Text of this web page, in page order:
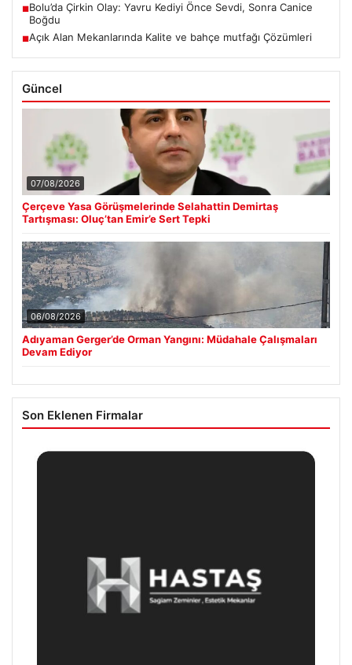
■Bolu’da Çirkin Olay: Yavru Kediyi Önce Sevdi, Sonra Canice
Boğdu
■Açık Alan Mekanlarında Kalite ve bahçe mutfağı Çözümleri
Güncel
07/08/2026
Çerçeve Yasa Görüşmelerinde Selahattin Demirtaş
Tartışması: Oluç’tan Emir’e Sert Tepki
06/08/2026
Adıyaman Gerger’de Orman Yangını: Müdahale Çalışmaları
Devam Ediyor
Son Eklenen Firmalar